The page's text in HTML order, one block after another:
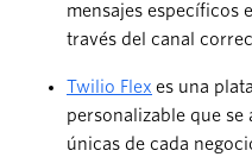
mensajes específicos
través del canal
Twilio Flex es una
personalizable que se
únicas de cada